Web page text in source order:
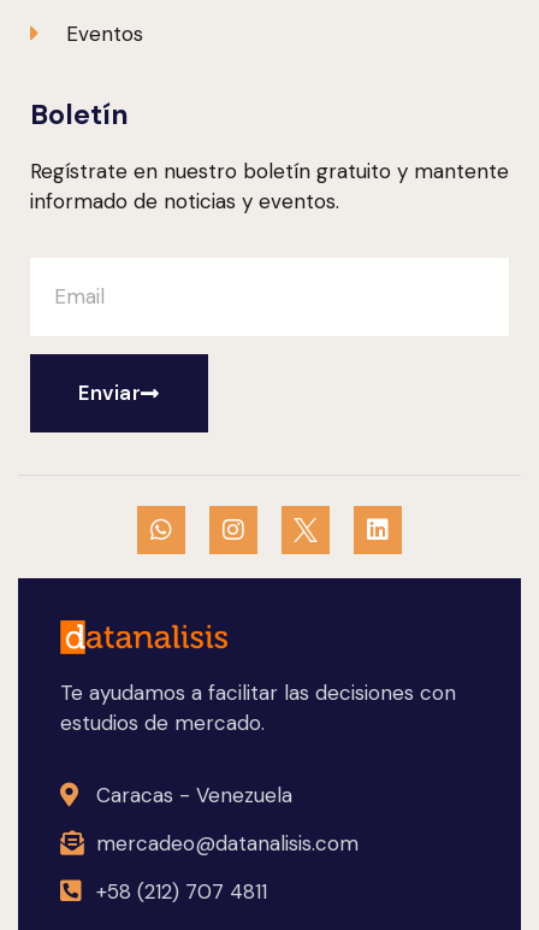
Te ayudamos a facilitar las decisiones con
estudios de mercado.
Caracas - Venezuela
mercadeo@datanalisis.com
+58 (212) 707 4811
Eventos
Boletín
Regístrate en nuestro boletín gratuito y mantente
informado de noticias y eventos.
Enviar